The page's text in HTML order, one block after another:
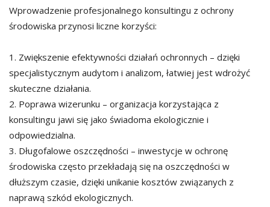
Wprowadzenie profesjonalnego konsultingu z ochrony
środowiska przynosi liczne korzyści:
1. Zwiększenie efektywności działań ochronnych – dzięki
specjalistycznym audytom i analizom, łatwiej jest wdrożyć
skuteczne działania.
2. Poprawa wizerunku – organizacja korzystająca z
konsultingu jawi się jako świadoma ekologicznie i
odpowiedzialna.
3. Długofalowe oszczędności – inwestycje w ochronę
środowiska często przekładają się na oszczędności w
dłuższym czasie, dzięki unikanie kosztów związanych z
naprawą szkód ekologicznych.